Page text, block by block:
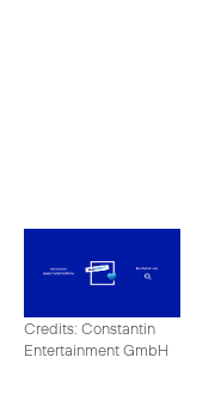
Credits: Constantin
Entertainment GmbH